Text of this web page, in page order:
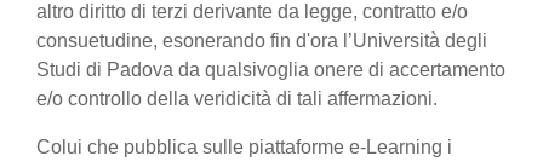
altro diritto di terzi derivante da legge, contratto e/o
consuetudine, esonerando fin d'ora l’Università degli
Studi di Padova da qualsivoglia onere di accertamento
e/o controllo della veridicità di tali affermazioni.
Colui che pubblica sulle piattaforme e-Learning i